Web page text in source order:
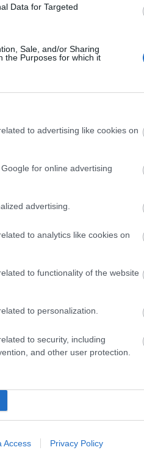
Data for Targeted
Sale, and/or Sharing
the Purposes for which it
to advertising like cookies on
for online advertising
advertising.
to analytics like cookies on
to functionality of the website
to personalization.
to security, including
and other user protection.
Access Privacy Policy
Szólj hozzá!
boltba megy! című
Az online
gyűjtés témájával,…
ökotudatos vásárlás
nap